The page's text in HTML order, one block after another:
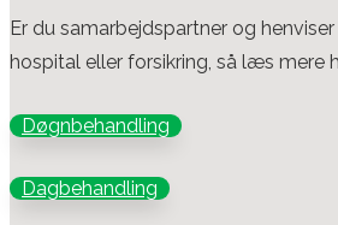
Er du samarbejdspartner og
hospital eller forsikring, så læs mere
Døgnbehandling
Dagbehandling